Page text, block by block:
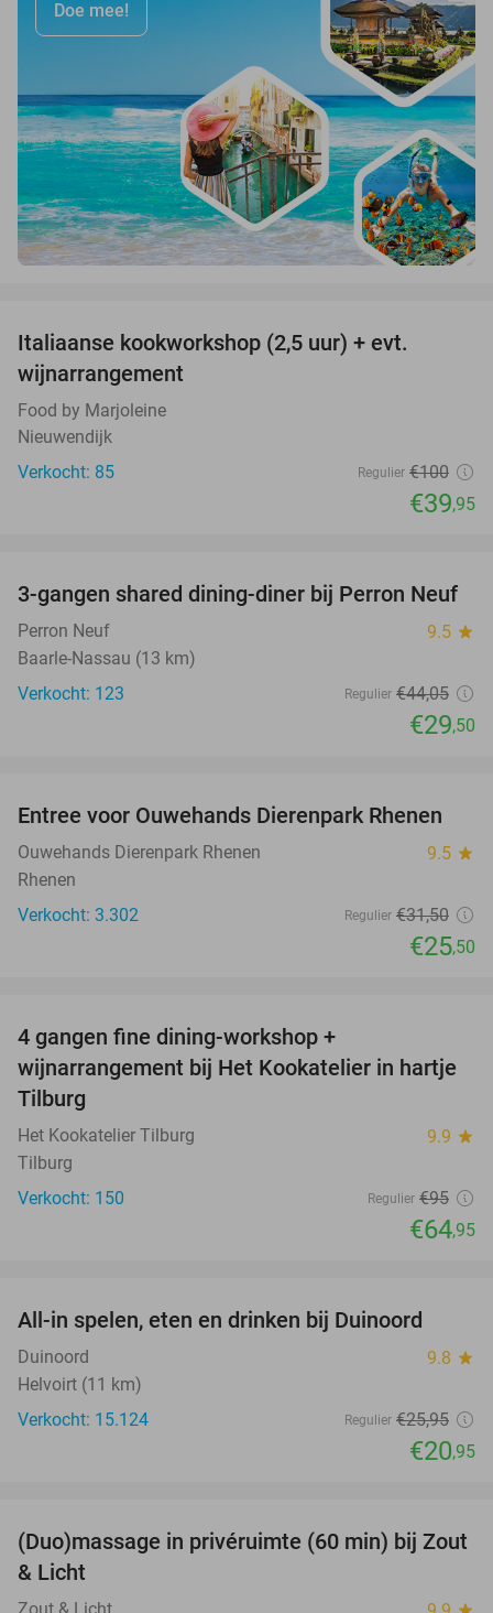
Doe mee!
Italiaanse kookworkshop (2,5 uur) + evt.
wijnarrangement
Food by Marjoleine
Nieuwendijk
Verkocht: 85
Regulier €100
€39,95
33%
3-gangen shared dining-diner bij Perron Neuf
Perron Neuf 9.5 star
Baarle-Nassau (13 km)
Verkocht: 123
Regulier €44,05
€29,50
19%
Entree voor Ouwehands Dierenpark Rhenen
Ouwehands Dierenpark Rhenen 9.5 star
Rhenen
Verkocht: 3.302
Regulier €31,50
€25,50
4 gangen fine dining-workshop +
wijnarrangement bij Het Kookatelier in hartje
Tilburg
Het Kookatelier Tilburg 9.9 star
Tilburg
Verkocht: 150
Regulier €95
€64,95
All-in spelen, eten en drinken bij Duinoord
Duinoord 9.8 star
Helvoirt (11 km)
Verkocht: 15.124
Regulier €25,95
€20,95
49%
(Duo)massage in privéruimte (60 min) bij Zout
& Licht